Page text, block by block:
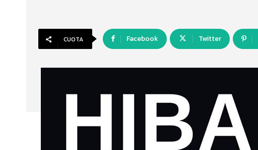
CUOTA Facebook Twitter